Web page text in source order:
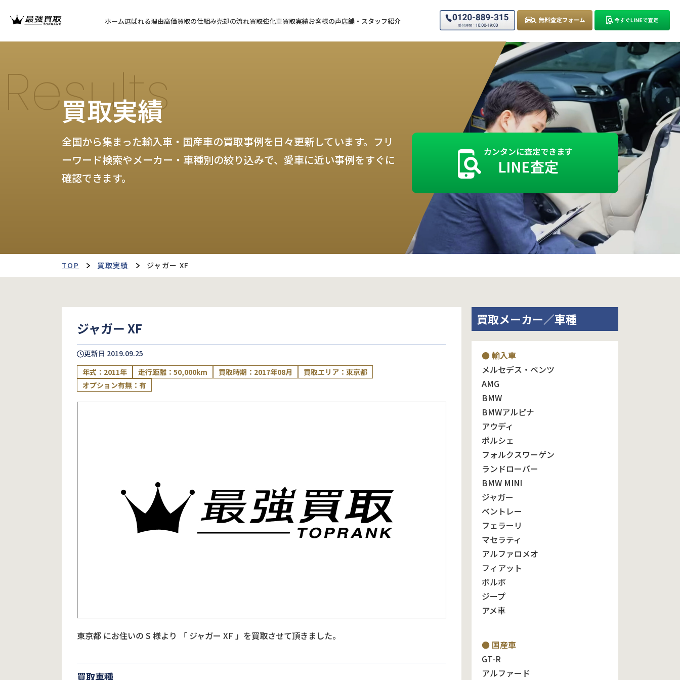
ホーム選ばれる理由高価買取の仕組み売却の流れ買取強化車買取実績お客様の声店舗・スタッフ紹介
Results
買取実績
全国から集まった輸入車・国産車の買取事例を日々更新しています。フリ
ーワード検索やメーカー・車種別の絞り込みで、愛車に近い事例をすぐに
確認できます。
カンタンに査定できます
LINE査定
TOP 買取実績 ジャガー XF
ジャガー XF
更新日 2019.09.25
年式：2011年
走行距離：50,000km 買取時期：2017年08月
買取エリア：東京都
オプション有無：有
東京都 にお住いの S 様より 「 ジャガー XF 」を買取させて頂きました。
買取車種
買取メーカー／車種
● 輸入車
メルセデス・ベンツ
AMG
BMW
BMWアルピナ
アウディ
ポルシェ
フォルクスワーゲン
ランドローバー
BMW MINI
ジャガー
ベントレー
フェラーリ
マセラティ
アルファロメオ
フィアット
ボルボ
ジープ
アメ車
● 国産車
GT-R
アルファード